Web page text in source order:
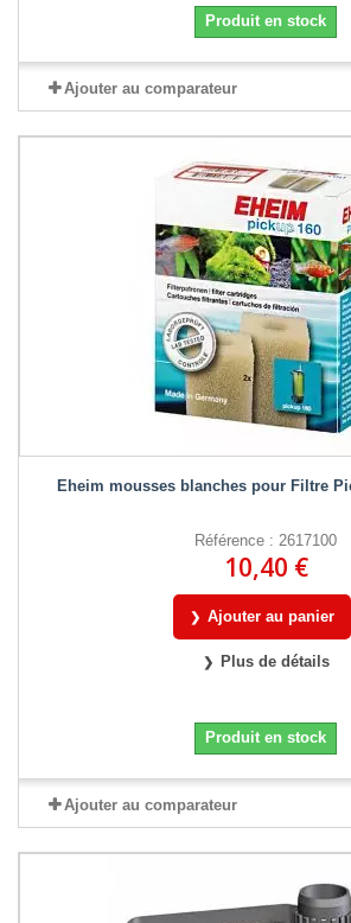
Produit en stock
Ajouter au comparateur
Eheim mousses blanches pour Filtre
Référence : 2617100
10,40 €
Ajouter au panier
Plus de détails
Produit en stock
Ajouter au comparateur